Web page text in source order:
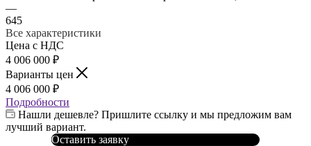
—
645
Все характеристики
Цена с НДС
4 006 000 ₽
Варианты цен
4 006 000 ₽
Подробности
Нашли дешевле? Пришлите ссылку и мы предложим вам
лучший вариант.
Оставить заявку